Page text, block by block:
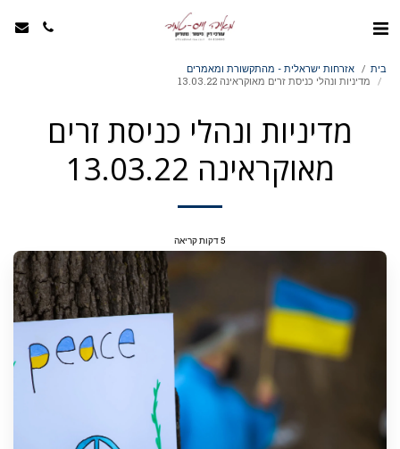
בית
אזרחות ישראלית - מהתקשורת ומאמרים
מדיניות ונהלי כניסת זרים מאוקראינה 13.03.22
מדיניות ונהלי כניסת זרים
מאוקראינה 13.03.22
5 דקות קריאה